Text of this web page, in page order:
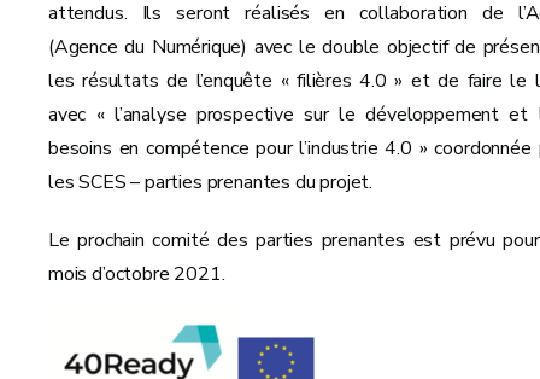
attendus. Ils seront réalisés en collaboration de
(Agence du Numérique) avec le double objectif de
les résultats de l’enquête « filières 4.0 » et de faire le
avec « l’analyse prospective sur le développement et
besoins en compétence pour l’industrie 4.0 » coordonnée
les SCES – parties prenantes du projet.
Le prochain comité des parties prenantes est prévu
mois d’octobre 2021.